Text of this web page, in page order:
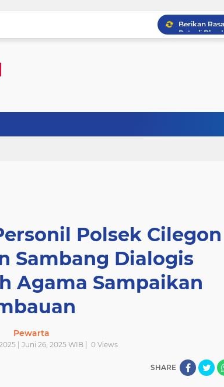
Polsek Cilegon
Sambang Dialogis
Agama Sampaikan
Pewarta
| Juni 26, 2025 WIB | 0 Views
SHARE